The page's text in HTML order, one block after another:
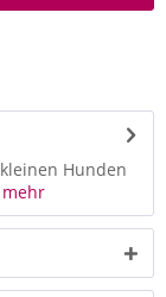
Hunden
mehr